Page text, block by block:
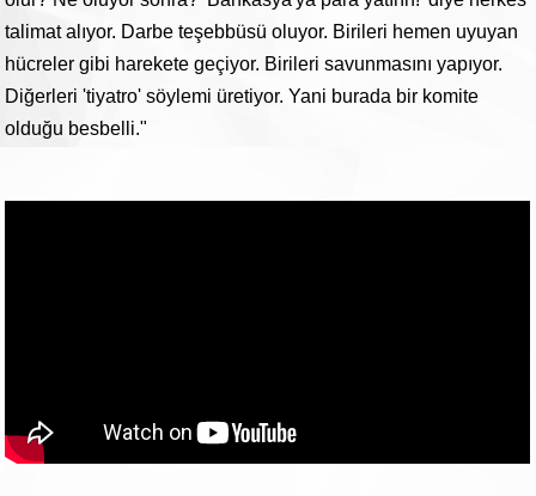
talimat alıyor. Darbe teşebbüsü oluyor. Birileri hemen uyuyan
hücreler gibi harekete geçiyor. Birileri savunmasını yapıyor.
Diğerleri 'tiyatro' söylemi üretiyor. Yani burada bir komite
olduğu besbelli."